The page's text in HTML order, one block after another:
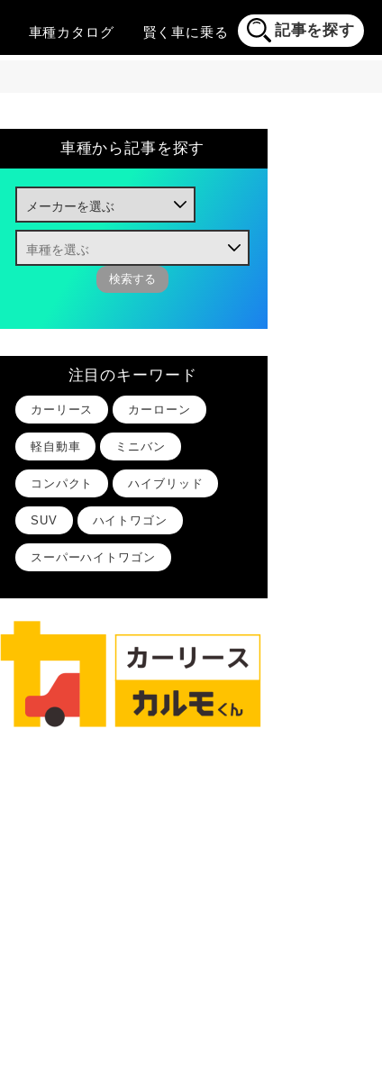
車種カタログ 賢く車に乗る 記事を探す
車種から記事を探す
注目のキーワード
カーリース カーローン
軽自動車 ミニバン
コンパクト ハイブリッド
SUV ハイトワゴン
スーパーハイトワゴン